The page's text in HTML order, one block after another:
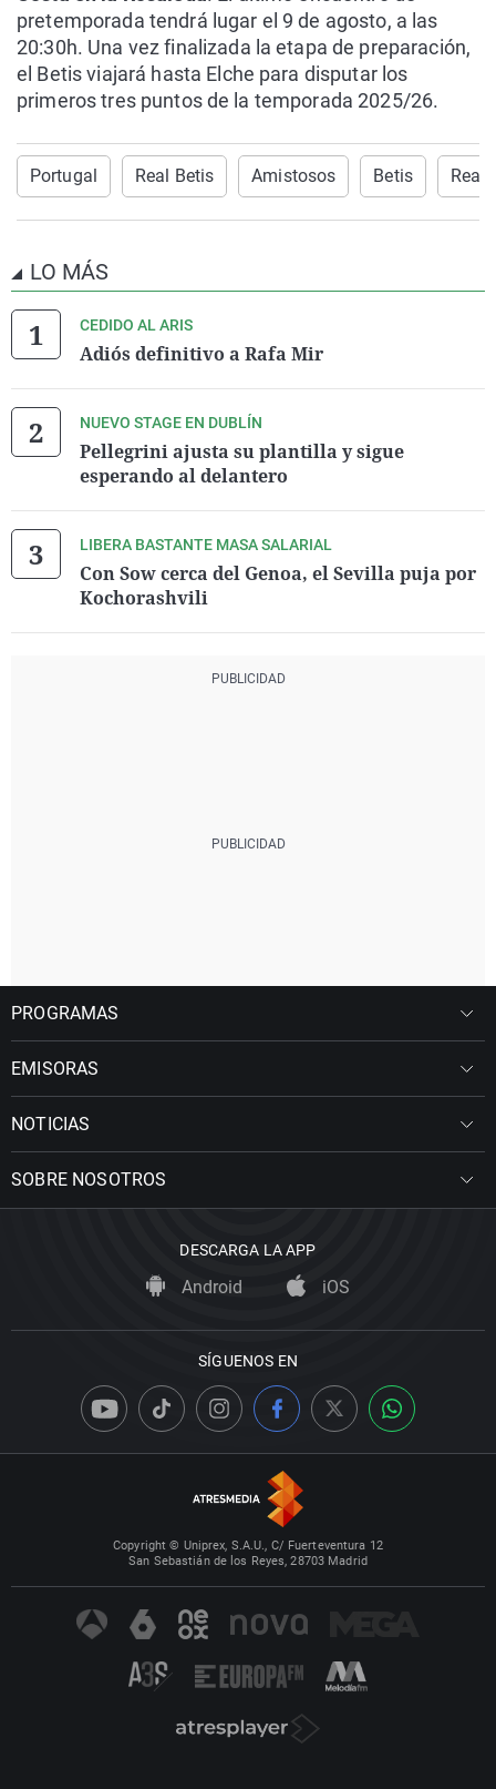
pretemporada tendrá lugar el 9 de agosto, a las
20:30h. Una vez finalizada la etapa de preparación,
el Betis viajará hasta Elche para disputar los
primeros tres puntos de la temporada 2025/26.
Portugal Real Betis Amistosos Betis Real
LO MÁS
CEDIDO AL ARIS
Adiós definitivo a Rafa Mir
NUEVO STAGE EN DUBLÍN
Pellegrini ajusta su plantilla y sigue
esperando al delantero
LIBERA BASTANTE MASA SALARIAL
Con Sow cerca del Genoa, el Sevilla puja por
Kochorashvili
PROGRAMAS
EMISORAS
NOTICIAS
SOBRE NOSOTROS
DESCARGA LA APP
Android iOS
SÍGUENOS EN
Copyright © Uniprex, S.A.U., C/ Fuerteventura 12
San Sebastián de los Reyes, 28703 Madrid